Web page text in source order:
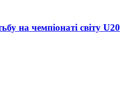
на чемпіонаті світу U20